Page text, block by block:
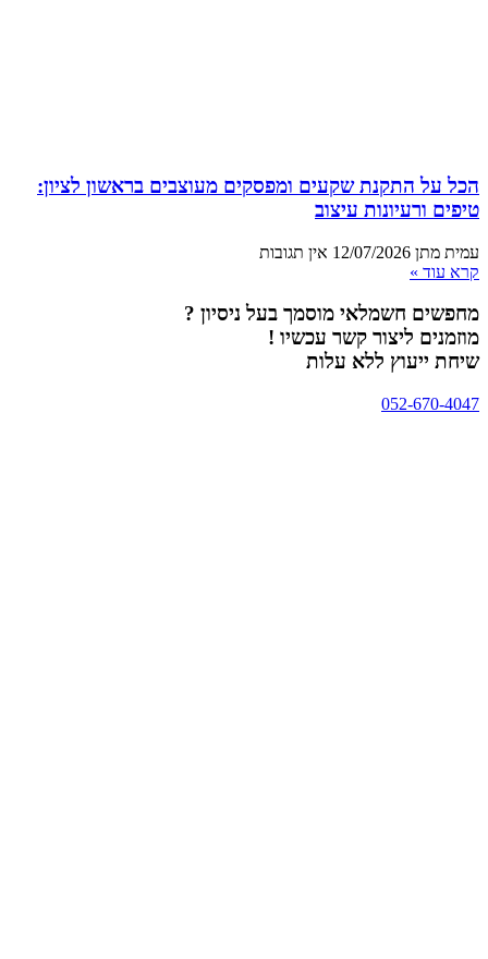
הכל על התקנת שקעים ומפסקים מעוצבים בראשון לציון:
טיפים ורעיונות עיצוב
עמית מתן 12/07/2026 אין תגובות
קרא עוד »
מחפשים חשמלאי מוסמך בעל ניסיון ?
מוזמנים ליצור קשר עכשיו !
שיחת ייעוץ ללא עלות
052-670-4047